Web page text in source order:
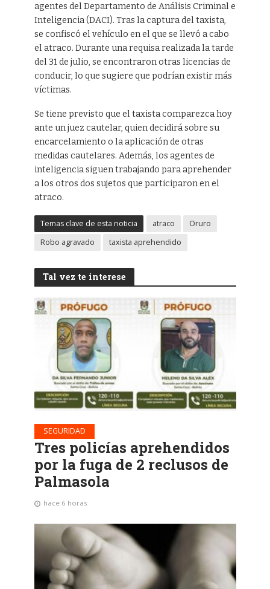
agentes del Departamento de Análisis Criminal e
Inteligencia (DACI). Tras la captura del taxista,
se confiscó el vehículo en el que se llevó a cabo
el atraco. Durante una requisa realizada la tarde
del 31 de julio, se encontraron otras licencias de
conducir, lo que sugiere que podrían existir más
víctimas.
Se tiene previsto que el taxista comparezca hoy
ante un juez cautelar, quien decidirá sobre su
encarcelamiento o la aplicación de otras
medidas cautelares. Además, los agentes de
inteligencia siguen trabajando para aprehender
a los otros dos sujetos que participaron en el
atraco.
Temas clave de esta noticia atraco
Oruro
Robo agravado
taxista aprehendido
Tal vez te interese
SEGURIDAD
Tres policías aprehendidos
por la fuga de 2 reclusos de
Palmasola
hace 6 horas